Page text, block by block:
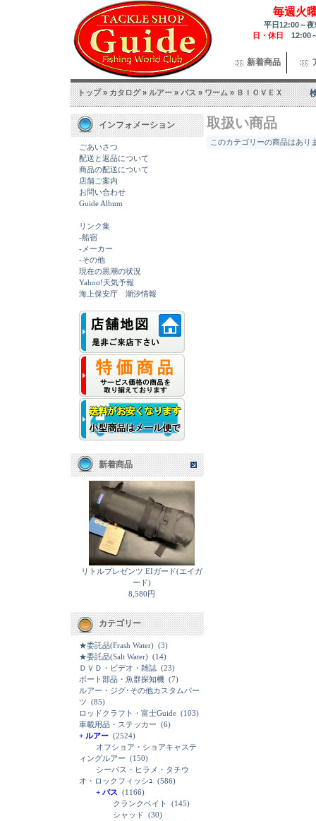
毎週火
平日12:00～
日・休日 12:00
新着商品
トップ»カタログ»ルアー»バス»ワーム»ＢＩＯＶＥＸ
インフォメーション
ごあいさつ
配送と返品について
商品の配送について
店舗ご案内
お問い合わせ
Guide Album
リンク集
-船宿
-メーカー
-その他
現在の黒潮の状況
Yahoo!天気予報
海上保安庁 潮汐情報
新着商品
リトルプレゼンツ EIガード(エイガ
ード)
8,580円
カテゴリー
★委託品(Frash Water) (3)
★委託品(Salt Water) (14)
ＤＶＤ・ビデオ・雑誌 (23)
ボート部品・魚群探知機 (7)
ルアー・ジグ･その他カスタムパー
ツ (85)
ロッドクラフト・富士Guide (103)
車載用品・ステッカー (6)
+ ルアー (2524)
オフショア・ショアキャステ
ィングルアー (150)
シーバス・ヒラメ・タチウ
オ・ロックフィッシｭ (586)
+ バス (1166)
クランクベイト
(145)
シャッド (30)
取扱い商品
このカテゴリーの商品はあり